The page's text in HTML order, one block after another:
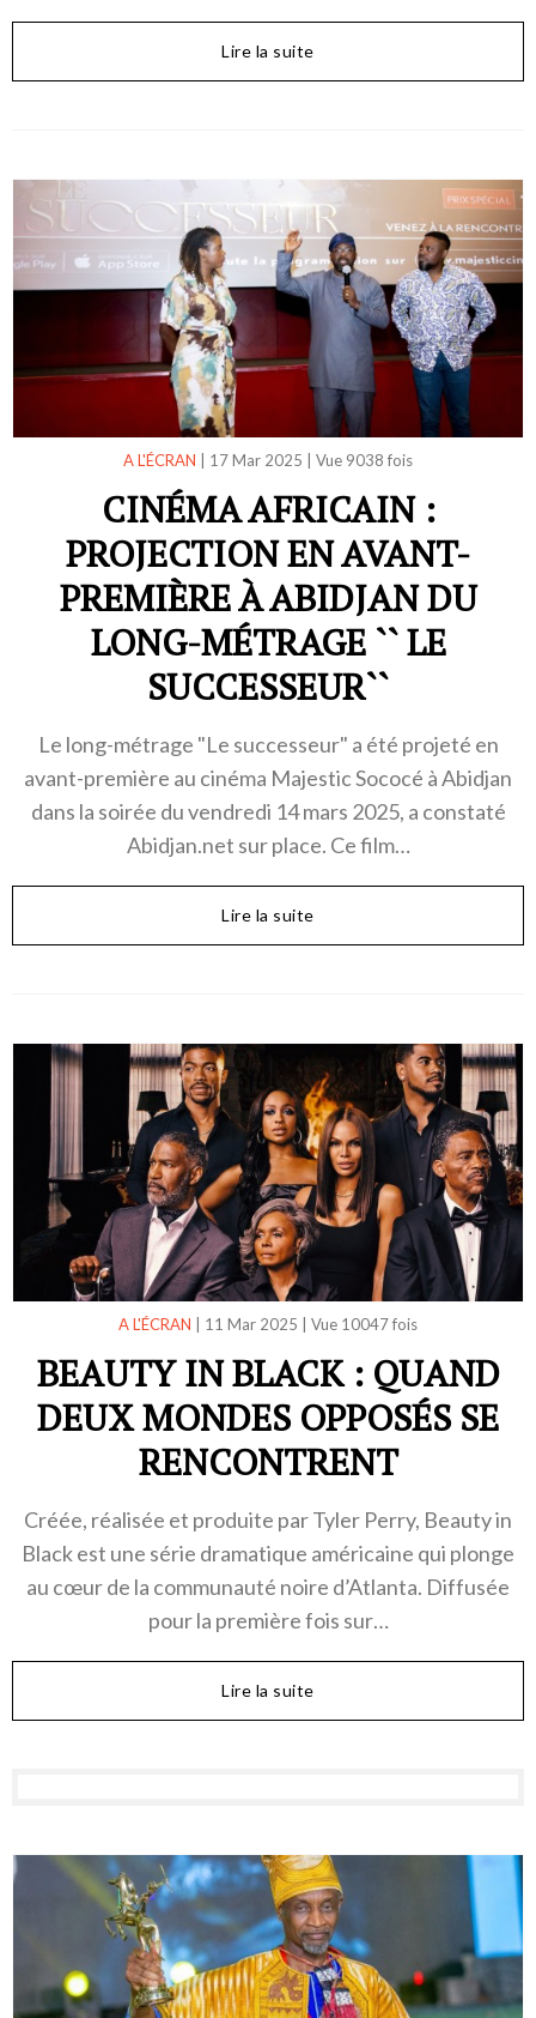
Lire la suite
A L'ÉCRAN | 17 Mar 2025 | Vue 9038 fois
CINÉMA AFRICAIN :
PROJECTION EN AVANT-
PREMIÈRE À ABIDJAN DU
LONG-MÉTRAGE `` LE
SUCCESSEUR``
Le long-métrage "Le successeur" a été projeté en
avant-première au cinéma Majestic Sococé à Abidjan
dans la soirée du vendredi 14 mars 2025, a constaté
Abidjan.net sur place. Ce film…
Lire la suite
A L'ÉCRAN | 11 Mar 2025 | Vue 10047 fois
BEAUTY IN BLACK : QUAND
DEUX MONDES OPPOSÉS SE
RENCONTRENT
Créée, réalisée et produite par Tyler Perry, Beauty in
Black est une série dramatique américaine qui plonge
au cœur de la communauté noire d’Atlanta. Diffusée
pour la première fois sur…
Lire la suite